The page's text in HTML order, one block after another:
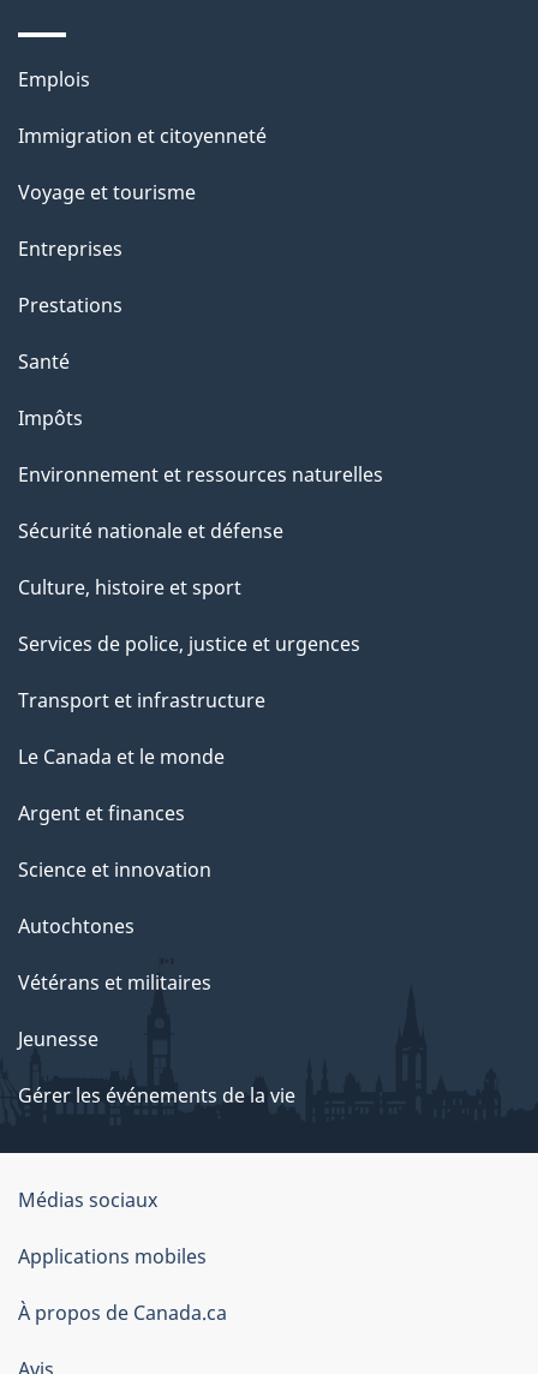
l
a
a
g
"
Thèmes
sujets
Emplois
Immigration et citoyenneté
Voyage et tourisme
Entreprises
Prestations
Santé
Impôts
Environnement et ressources naturelles
Sécurité nationale et défense
Culture, histoire et sport
Services de police, justice et urgences
Transport et infrastructure
Le Canada et le monde
Argent et finances
Science et innovation
Autochtones
Vétérans et militaires
Jeunesse
Gérer les événements de la vie
Organisation
du
gouvernement
du
Canada
Médias sociaux
Applications mobiles
À propos de Canada.ca